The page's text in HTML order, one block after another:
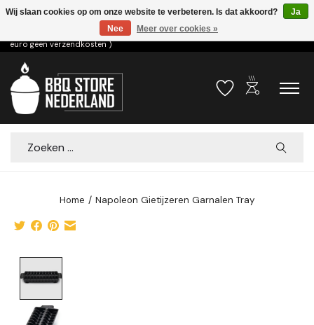
Voor 15.00u besteld dezelfde dag verzonden! ( 6,95 verzendkosten, vanaf 75
euro geen verzendkosten )
Verlanglijst
outdoor_grill
Zoeken
Home / Napoleon Gietijzeren Garnalen Tray
Wij slaan cookies op om onze website te verbeteren. Is dat akkoord?
Ja
Nee
Meer over cookies »